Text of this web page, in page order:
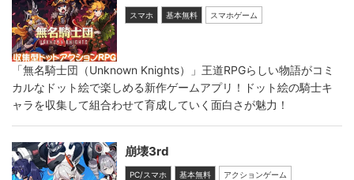
スマホ 基本無料 スマホゲーム
「無名騎士団（Unknown Knights）」王道RPGらしい物語がコミ
カルなドット絵で楽しめる新作ゲームアプリ！ドット絵の騎士キ
ャラを収集して組合わせて育成していく面白さが魅力！
崩壊3rd
PC/スマホ 基本無料 アクションゲーム